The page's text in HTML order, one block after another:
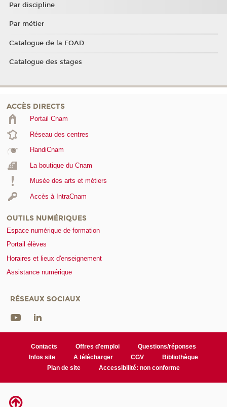
Par discipline
Par métier
Catalogue de la FOAD
Catalogue des stages
ACCÈS DIRECTS
Portail Cnam
Réseau des centres
HandiCnam
La boutique du Cnam
Musée des arts et métiers
Accès à IntraCnam
OUTILS NUMÉRIQUES
Espace numérique de formation
Portail élèves
Horaires et lieux d'enseignement
Assistance numérique
RÉSEAUX SOCIAUX
Contacts Offres d'emploi
Questions/réponses
Infos site
A télécharger CGV
Bibliothèque
Plan de site
Accessibilité: non conforme